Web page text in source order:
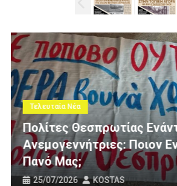
Τελευταία Νέα
Πολίτες Θεσπρωτίας
Ανεμογεννήτριες: Ποιον
Πανό Μας;
25/07/2026 KOSTAS